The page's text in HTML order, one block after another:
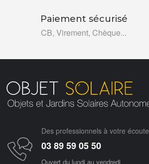
Paiement sécurisé
CB, Virement, Chèque...
Des professionnels à votre écoute
03 89 59 05 50
Ouvert du lundi au vendredi